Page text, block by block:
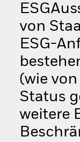
von
ESG-
(wie
Status
weitere